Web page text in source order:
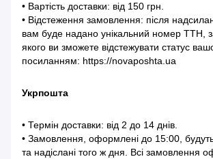
• Вартість доставки: від 150 грн.
• Відстеження замовлення: після
вам буде надано унікальний номер ТТН,
якого ви зможете відстежувати статус
посиланням: https://novaposhta.ua
Укрпошта
• Термін доставки: від 2 до 14 днів.
• Замовлення, оформлені до 15:00,
та надіслані того ж дня. Всі замовлення